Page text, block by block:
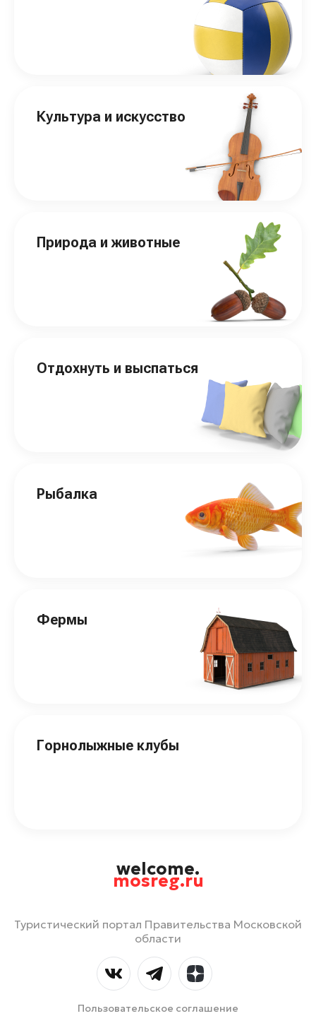
Культура и искусство
Природа и животные
Отдохнуть и выспаться
Рыбалка
Фермы
Горнолыжные клубы
welcome.
mosreg.ru
Туристический портал Правительства Московской
области
Пользовательское соглашение